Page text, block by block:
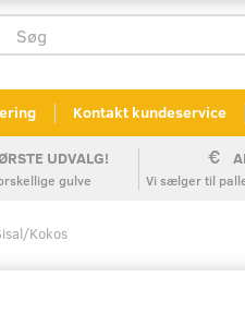
Kontakt kundeservice
UDVALG!
gulve Vi sælger til
Kokos